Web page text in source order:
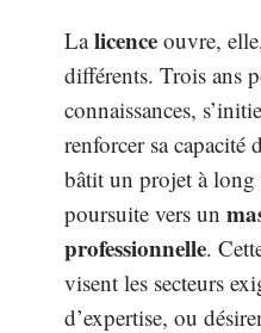
Lalicence ouvre,
différents. Trois ans
connaissances,
renforcer sa capacité
bâtit un projet à long
poursuite vers un
professionnelle.
visent les secteurs
d’expertise, ou